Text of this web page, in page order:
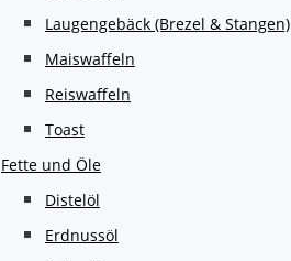
Laugengebäck (Brezel & Stangen)
Maiswaffeln
Reiswaffeln
Toast
Fette und Öle
Distelöl
Erdnussöl